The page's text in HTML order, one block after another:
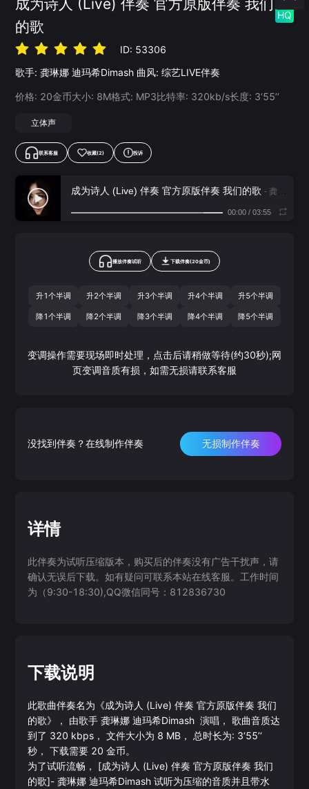
成为诗人 (Live) 伴奏 官方原版伴奏 我们
的歌
HQ
ID: 53306
歌手: 龚琳娜 迪玛希Dimash 曲风: 综艺LIVE伴奏
价格: 20金币大小: 8M格式: MP3比特率: 320kb/s长度: 3‘55’‘
立体声
联系客服 收藏(2) 投诉
成为诗人 (Live) 伴奏 官方原版伴奏 我们的歌 - 龚琳娜,迪玛希Dimash
00:00/ 03:55
播放伴奏试听 下载伴奏(20金币)
升1个半调 升2个半调 升3个半调 升4个半调 升5个半调
降1个半调 降2个半调 降3个半调 降4个半调 降5个半调
变调操作需要现场即时处理，点击后请稍做等待(约30秒);网
页变调音质有损，如需无损请联系客服
没找到伴奏？在线制作伴奏 无损制作伴奏
详情
此伴奏为试听压缩版本，购买后的伴奏没有广告干扰声，请
确认无误后下载。如有疑问可联系本站在线客服。工作时间
为（9:30-18:30),QQ微信同号：812836730
下载说明
此歌曲伴奏名为《成为诗人 (Live) 伴奏 官方原版伴奏 我们
的歌》， 由歌手 龚琳娜 迪玛希Dimash 演唱， 歌曲音质达
到了 320 kbps， 文件大小为 8 MB， 总时长为: 3‘55’‘
秒， 下载需要 20 金币。
为了试听流畅， [成为诗人 (Live) 伴奏 官方原版伴奏 我们
的歌]- 龚琳娜 迪玛希Dimash 试听为压缩的音质并且带水